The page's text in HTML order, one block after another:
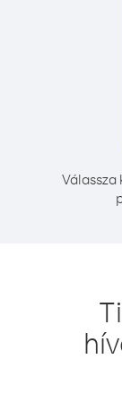
Válassza